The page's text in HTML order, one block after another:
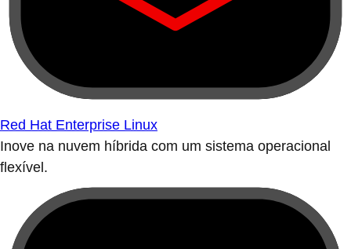
Red Hat Enterprise Linux
Inove na nuvem híbrida com um sistema operacional
flexível.